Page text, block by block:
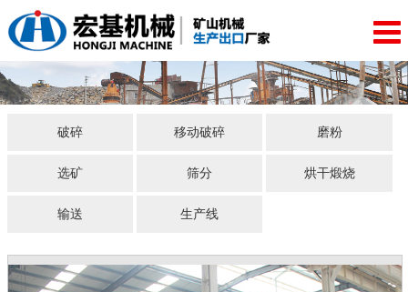
破碎 移动破碎 磨粉
选矿 筛分 烘干煅烧
输送 生产线